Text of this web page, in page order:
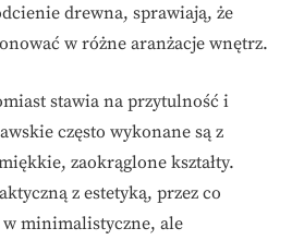
drewna, sprawiają, że
w różne aranżacje wnętrz.
stawia na przytulność i
często wykonane są z
zaokrąglone kształty.
z estetyką, przez co
minimalistyczne, ale